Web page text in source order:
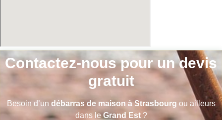
Contactez-nous pour un devis
gratuit
Besoin d’un débarras de maison à Strasbourg ou ailleurs
dans leGrand Est?